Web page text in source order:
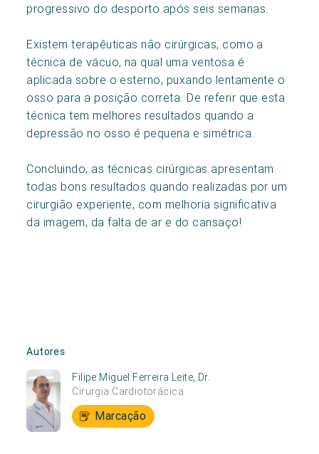
progressivo do desporto após seis semanas.
Existem terapêuticas não cirúrgicas, como a
técnica de vácuo, na qual uma ventosa é
aplicada sobre o esterno, puxando lentamente o
osso para a posição correta. De referir que esta
técnica tem melhores resultados quando a
depressão no osso é pequena e simétrica.
Concluindo, as técnicas cirúrgicas apresentam
todas bons resultados quando realizadas por um
cirurgião experiente, com melhoria significativa
da imagem, da falta de ar e do cansaço!
Autores
Filipe Miguel Ferreira Leite, Dr.
Cirurgia Cardiotorácica
Marcação